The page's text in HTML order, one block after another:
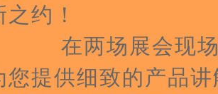
之约！
在两场展会现场
您提供细致的产品